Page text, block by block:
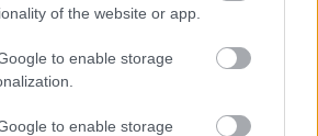
of the website or app.
to enable storage
to enable storage